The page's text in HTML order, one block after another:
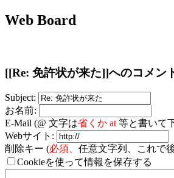
Web Board
[[Re: 免許状が来た]]へのコメン
Subject:
お名前:
E-Mail (@ 文字は省くか at 等と書いて
Webサイト:
削除キー (必須、 任意文字列、これで
Cookieを使って情報を保存する